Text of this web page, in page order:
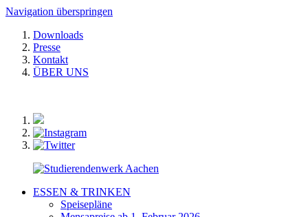
Navigation überspringen
Downloads
Presse
Kontakt
ÜBER UNS
ESSEN & TRINKEN
Speisepläne